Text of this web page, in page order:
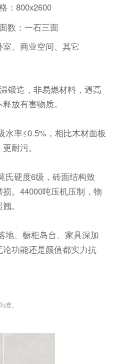
：800x2600
数：一石三面
、商业空间、其它
锻造，非易燃材料，遇高
放有害物质。
水率≤0.5%，相比木材面板
耐污。
氏硬度6级，砖面结构致
。44000吨压机压制，物
。
地、橱柜岛台、家具深加
功能还是颜值都实力抗
。